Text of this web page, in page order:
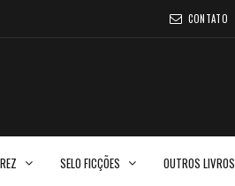
CONTATO
SELO FICÇÕES OUTROS LIVROS